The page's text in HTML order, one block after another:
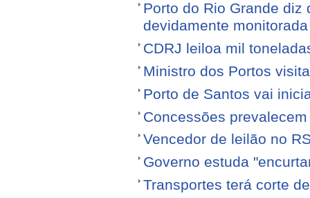
Porto do Rio Grande
devidamente monitorada
CDRJ leiloa mil
Ministro dos Portos
Porto de Santos vai
Concessões
Vencedor de leilão no
Governo estuda
Transportes terá corte